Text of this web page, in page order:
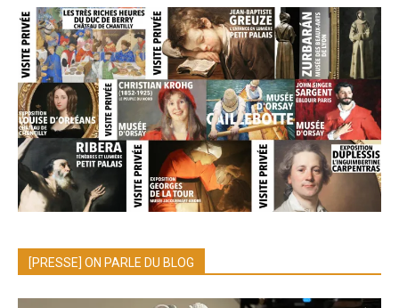
[PRESSE] ON PARLE DU BLOG